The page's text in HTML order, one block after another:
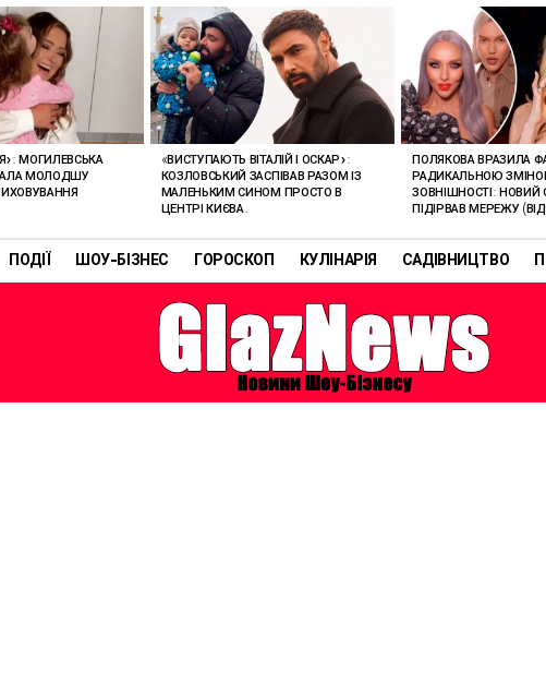
ПОДІЇ ШОУ-БІЗНЕС ГОРОСКОП КУЛІНАРІЯ САДІВНИЦТВО
МОГИЛЕВСЬКА
МОЛОДШУ
«ВИСТУПАЮТЬ ВІТАЛІЙ І ОСКАР»:
КОЗЛОВСЬКИЙ ЗАСПІВАВ РАЗОМ ІЗ
МАЛЕНЬКИМ СИНОМ ПРОСТО В
ЦЕНТРІ КИЄВА.
ПОЛЯКОВА ВРАЗИЛА
РАДИКАЛЬНОЮ
ЗОВНІШНОСТІ: НОВИЙ
ПІДІРВАВ МЕРЕЖУ